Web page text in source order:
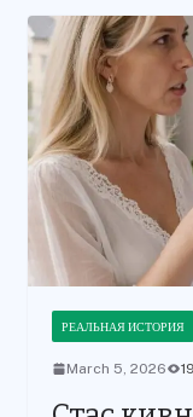
РЕАЛЬНАЯ ИСТОРИЯ
March 5, 2026